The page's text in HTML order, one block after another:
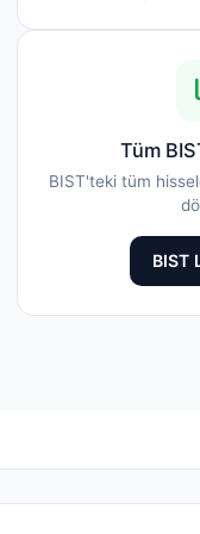
Tüm
BIST'teki tüm
BIST